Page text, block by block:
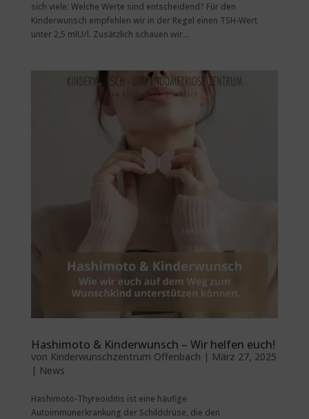
sich viele: Welche Werte sind entscheidend? Für den
Kinderwunsch empfehlen wir in der Regel einen TSH-Wert
unter 2,5 mIU/l. Zusätzlich schauen wir...
Hashimoto & Kinderwunsch – Wir helfen euch!
von Kinderwunschzentrum Offenbach | März 27, 2025
| News
Hashimoto-Thyreoiditis ist eine häufige
Autoimmunerkrankung der Schilddrüse, die den